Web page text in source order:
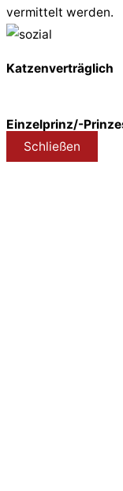
vermittelt werden.
Katzenverträglich
Einzelprinz/-
Schließen